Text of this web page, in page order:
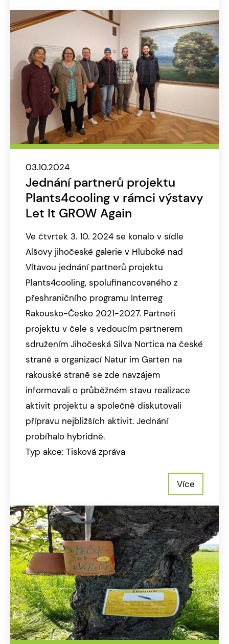
03.10.2024
Jednání partnerů projektu
Plants4cooling v rámci výstavy
Let It GROW Again
Ve čtvrtek 3. 10. 2024 se konalo v sídle
Alšovy jihočeské galerie v Hluboké nad
Vltavou jednání partnerů projektu
Plants4cooling, spolufinancovaného z
přeshraničního programu Interreg
Rakousko-Česko 2021-2027. Partneři
projektu v čele s vedoucím partnerem
sdružením Jihočeská Silva Nortica na české
straně a organizací Natur im Garten na
rakouské straně se zde navzájem
informovali o průběžném stavu realizace
aktivit projektu a společně diskutovali
přípravu nejbližších aktivit. Jednání
probíhalo hybridně.
Typ akce: Tisková zpráva
Více